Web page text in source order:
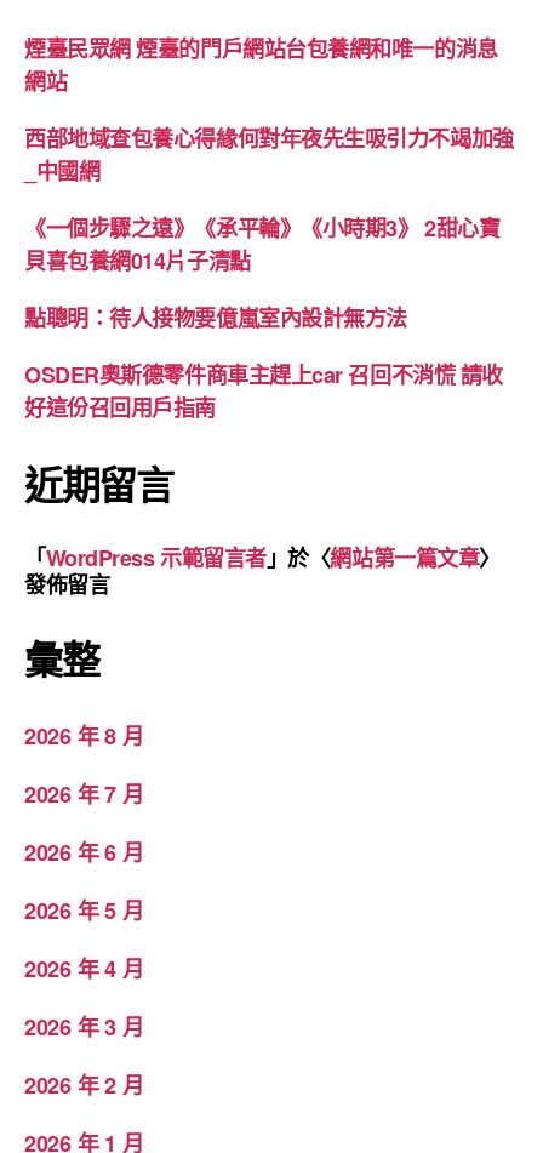
煙臺民眾網 煙臺的門戶網站台包養網和唯一的消息
網站
西部地域查包養心得緣何對年夜先生吸引力不竭加強
_中國網
《一個步驟之遠》《承平輪》《小時期3》 2甜心寶
貝喜包養網014片子清點
點聰明：待人接物要億嵐室內設計無方法
OSDER奧斯德零件商車主趕上car 召回不消慌 請收
好這份召回用戶指南
近期留言
「WordPress 示範留言者」於〈網站第一篇文章〉
發佈留言
彙整
2026 年 8 月
2026 年 7 月
2026 年 6 月
2026 年 5 月
2026 年 4 月
2026 年 3 月
2026 年 2 月
2026 年 1 月